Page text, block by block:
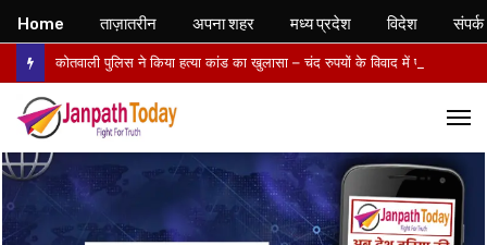
Home ताज़ातरीन अपना शहर मध्य प्रदेश विदेश संपर्क